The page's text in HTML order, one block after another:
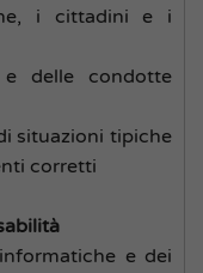
i cittadini e i
delle condotte
situazioni tipiche
corretti
e dei